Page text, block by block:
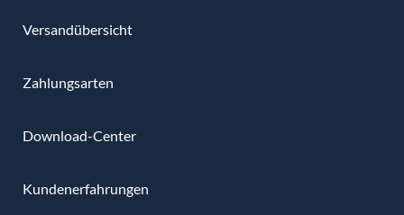
Versandübersicht
Zahlungsarten
Download-Center
Kundenerfahrungen